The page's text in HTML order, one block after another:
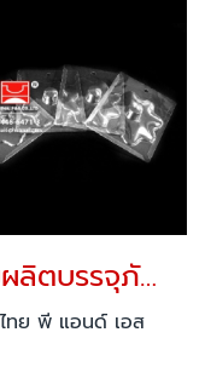
รับผลิตบรรจุภัณฑ์พลาสติกใส
ทย พี แอนด์ เอส